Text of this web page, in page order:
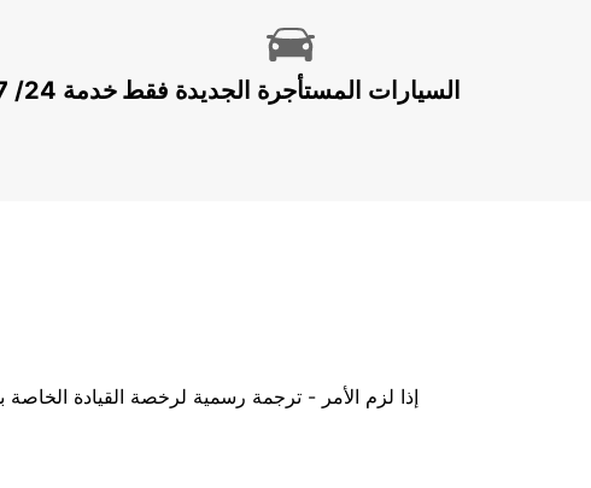
السيارات المستأجرة الجديدة فقط
إذا لزم الأمر - ترجمة رسمية لرخصة القيادة